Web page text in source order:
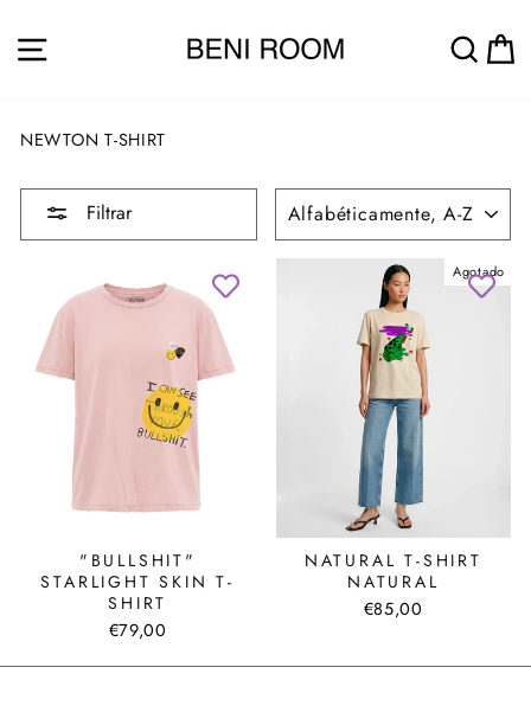
directamenteNAVEGACIÓN
NEWTON T-SHIRT
Filtrar
ORDENAR
"BULLSHIT"
STARLIGHT SKIN T-
SHIRT
€79,00
Agotado
NATURAL T-SHIRT
NATURAL
€85,00